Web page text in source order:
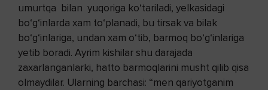
umurtqa bilan yuqoriga ko‘tariladi, yelkasidagi
bo‘g‘inlarda xam to‘planadi, bu tirsak va bilak
bo‘g‘inlariga, undan xam o‘tib, barmoq bo‘g‘inlariga
yetib boradi. Ayrim kishilar shu darajada
zaxarlanganlarki, hatto barmoqlarini musht qilib qisa
olmaydilar. Ularning barchasi: “men qariyotganim